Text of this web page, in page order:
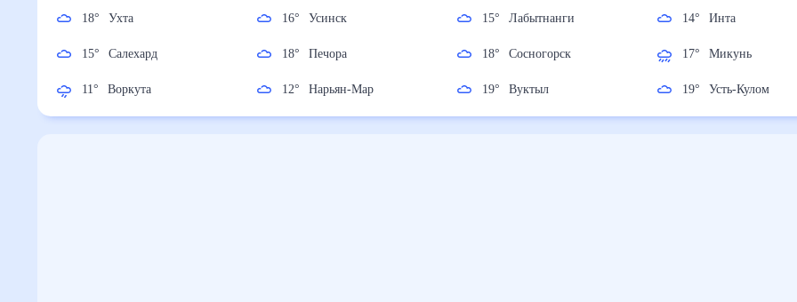
18° Ухта
15° Салехард
11° Воркута
16° Усинск
18° Печора
12° Нарьян-Мар
15° Лабытнанги
18° Сосногорск
19° Вуктыл
14° Инта
17° Микунь
19° Усть-Кулом